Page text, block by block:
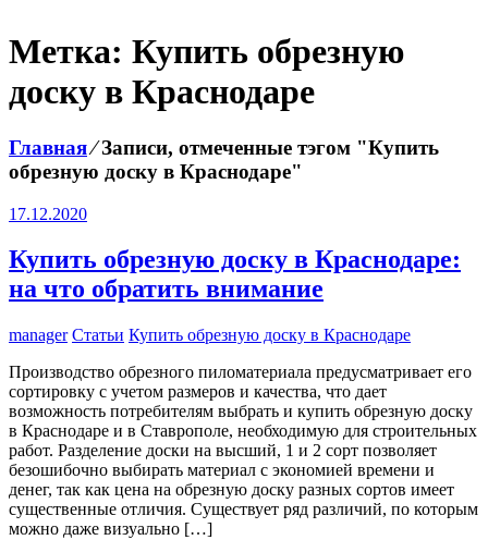
Метка: Купить обрезную
доску в Краснодаре
Главная⁄Записи, отмеченные тэгом "Купить
обрезную доску в Краснодаре"
17.12.2020
Купить обрезную доску в Краснодаре:
на что обратить внимание
manager Статьи Купить обрезную доску в Краснодаре
Производство обрезного пиломатериала предусматривает его
сортировку с учетом размеров и качества, что дает
возможность потребителям выбрать и купить обрезную доску
в Краснодаре и в Ставрополе, необходимую для строительных
работ. Разделение доски на высший, 1 и 2 сорт позволяет
безошибочно выбирать материал с экономией времени и
денег, так как цена на обрезную доску разных сортов имеет
существенные отличия. Существует ряд различий, по которым
можно даже визуально […]